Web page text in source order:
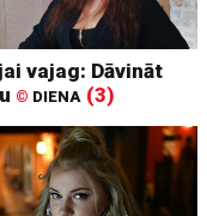
vajag: Dāvināt
© DIENA (3)